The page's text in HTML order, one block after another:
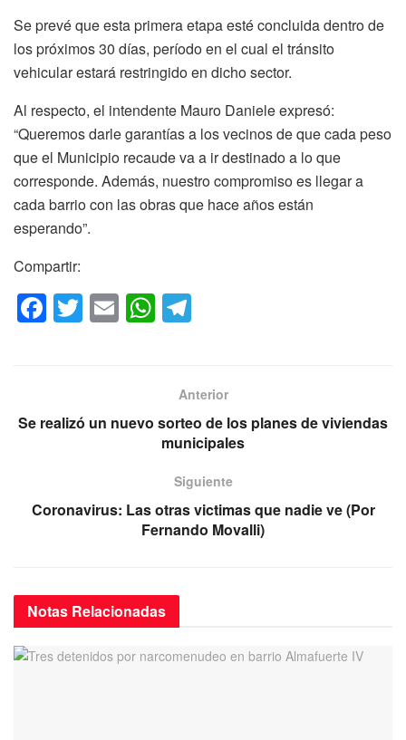
Se prevé que esta primera etapa esté concluida dentro de
los próximos 30 días, período en el cual el tránsito
vehicular estará restringido en dicho sector.
Al respecto, el intendente Mauro Daniele expresó:
“Queremos darle garantías a los vecinos de que cada peso
que el Municipio recaude va a ir destinado a lo que
corresponde. Además, nuestro compromiso es llegar a
cada barrio con las obras que hace años están
esperando”.
Compartir:
F
a
b
k
T
wi
E
m
W
h
A
p
gr
a
m
Anterior
Se realizó un nuevo sorteo de los planes de viviendas
municipales
Siguiente
Coronavirus: Las otras victimas que nadie ve (Por
Fernando Movalli)
Notas Relacionadas